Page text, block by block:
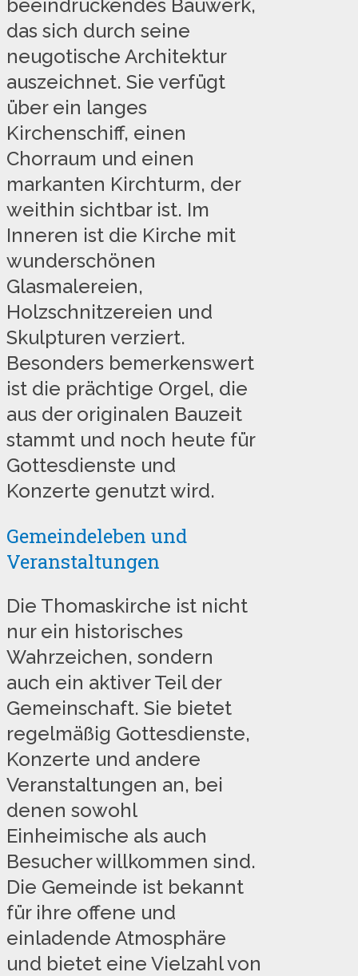
beeindruckendes Bauwerk,
das sich durch seine
neugotische Architektur
auszeichnet. Sie verfügt
über ein langes
Kirchenschiff, einen
Chorraum und einen
markanten Kirchturm, der
weithin sichtbar ist. Im
Inneren ist die Kirche mit
wunderschönen
Glasmalereien,
Holzschnitzereien und
Skulpturen verziert.
Besonders bemerkenswert
ist die prächtige Orgel, die
aus der originalen Bauzeit
stammt und noch heute für
Gottesdienste und
Konzerte genutzt wird.
Gemeindeleben und
Veranstaltungen
Die Thomaskirche ist nicht
nur ein historisches
Wahrzeichen, sondern
auch ein aktiver Teil der
Gemeinschaft. Sie bietet
regelmäßig Gottesdienste,
Konzerte und andere
Veranstaltungen an, bei
denen sowohl
Einheimische als auch
Besucher willkommen sind.
Die Gemeinde ist bekannt
für ihre offene und
einladende Atmosphäre
und bietet eine Vielzahl von